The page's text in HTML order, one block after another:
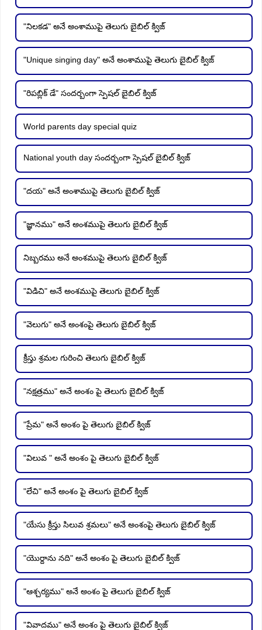
"నిలకడ" అనే అంశాముపై తెలుగు బైబిల్ క్విజ్
"Unique singing day" అనే అంశాముపై తెలుగు బైబిల్ క్విజ్
"రిపబ్లిక్ డే" సందర్బంగా స్పెషల్ బైబిల్ క్విజ్
World parents day special quiz
National youth day సందర్బంగా స్పెషల్ బైబిల్ క్విజ్
"దయ" అనే అంశాముపై తెలుగు బైబిల్ క్విజ్
"జ్ఞానము" అనే అంశముపై తెలుగు బైబిల్ క్విజ్
నిబ్బరము అనే అంశముపై తెలుగు బైబిల్ క్విజ్
"విడిచి" అనే అంశముపై తెలుగు బైబిల్ క్విజ్
"వెలుగు" అనే అంశంపై తెలుగు బైబిల్ క్విజ్
క్రీస్తు శ్రమల గురించి తెలుగు బైబిల్ క్విజ్
"నక్షత్రము" అనే అంశం పై తెలుగు బైబిల్ క్విజ్
"ప్రేమ" అనే అంశం పై తెలుగు బైబిల్ క్విజ్
"విలువ " అనే అంశం పై తెలుగు బైబిల్ క్విజ్
"లేచి" అనే అంశం పై తెలుగు బైబిల్ క్విజ్
"యేసు క్రీస్తు సిలువ శ్రమలు" అనే అంశంపై తెలుగు బైబిల్ క్విజ్
"యొర్దాను నది" అనే అంశం పై తెలుగు బైబిల్ క్విజ్
"ఆశ్చర్యము" అనే అంశం పై తెలుగు బైబిల్ క్విజ్
"వివాదము" అనే అంశం పై తెలుగు బైబిల్ క్విజ్